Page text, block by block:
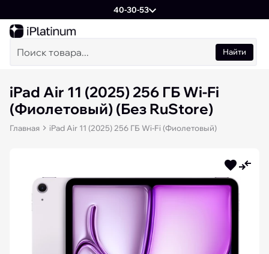
40-30-53
Найти
iPad Air 11 (2025) 256 ГБ Wi-Fi
(Фиолетовый) (Без RuStore)
Главная iPad Air 11 (2025) 256 ГБ Wi-Fi (Фиолетовый)